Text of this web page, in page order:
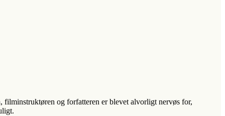
filminstruktøren og forfatteren er blevet alvorligt nervøs for,